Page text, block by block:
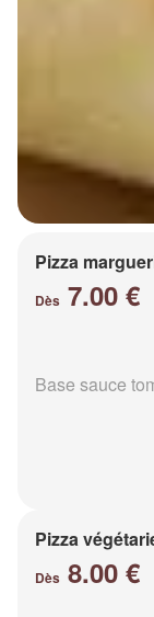
Pizza
Dès 7.00 €
Base sauce
Pizza
Dès 8.00 €